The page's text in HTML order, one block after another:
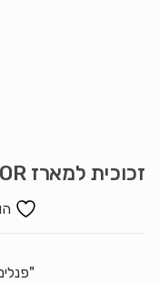
זכוכית למארז CX MIRROR